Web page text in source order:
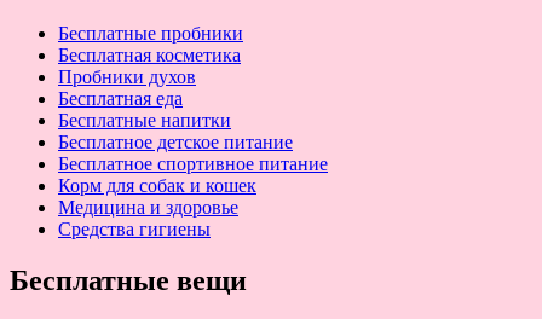
Бесплатные пробники
Бесплатная косметика
Пробники духов
Бесплатная еда
Бесплатные напитки
Бесплатное детское питание
Бесплатное спортивное питание
Корм для собак и кошек
Медицина и здоровье
Средства гигиены
Бесплатные вещи